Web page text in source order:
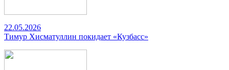
22.05.2026
Тимур Хисматуллин покидает «Кузбасс»